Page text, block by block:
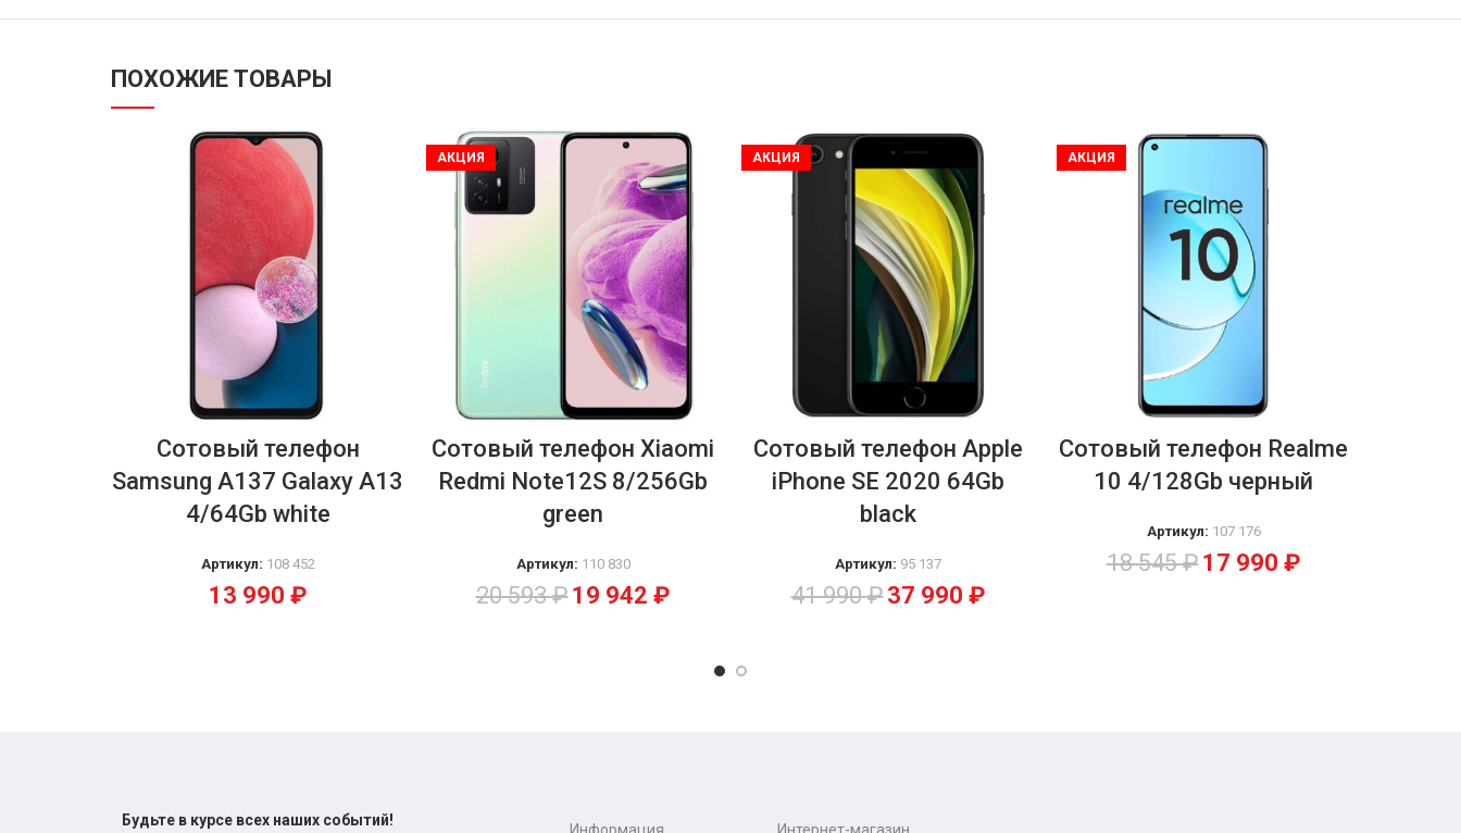
ПОХОЖИЕ ТОВАРЫ
Сотовый телефон
Samsung A137 Galaxy A13
4/64Gb white
Артикул: 108 452
13 990 ₽
АКЦИЯ
Сотовый телефон Xiaomi
Redmi Note12S 8/256Gb
green
Артикул: 110 830
20 593₽19 942 ₽
АКЦИЯ
Cотовый телефон Apple
iPhone SE 2020 64Gb
black
Артикул: 95 137
41 990₽37 990 ₽
АКЦИЯ
Сотовый телефон Realme
10 4/128Gb черный
Артикул: 107 176
18 545₽17 990 ₽
Будьте в курсе всех наших событий!